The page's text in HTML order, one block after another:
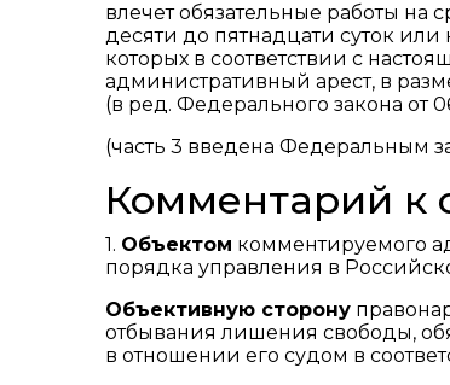
влечет обязательные работы на
десяти до пятнадцати суток
которых в соответствии с
административный арест, в
(в ред. Федерального закона от
(часть 3 введена Федеральным
Комментарий к
1. Объектом комментируемого
порядка управления в
Объективную сторону
отбывания лишения свободы,
в отношении его судом в